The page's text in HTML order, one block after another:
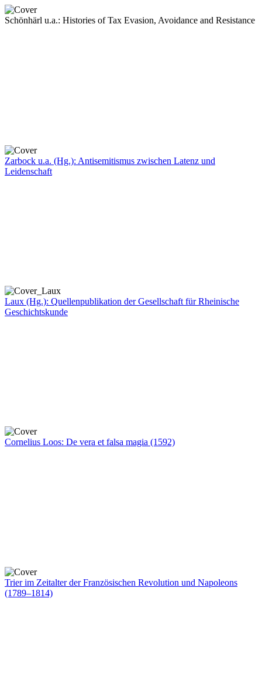
Schönhärl u.a.: Histories of Tax Evasion, Avoidance and Resistance
Zarbock u.a. (Hg.): Antisemitismus zwischen Latenz und
Leidenschaft
Laux (Hg.): Quellenpublikation der Gesellschaft für Rheinische
Geschichtskunde
Cornelius Loos: De vera et falsa magia (1592)
Trier im Zeitalter der Französischen Revolution und Napoleons
(1789–1814)